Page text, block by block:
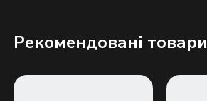
Рекомендовані товари